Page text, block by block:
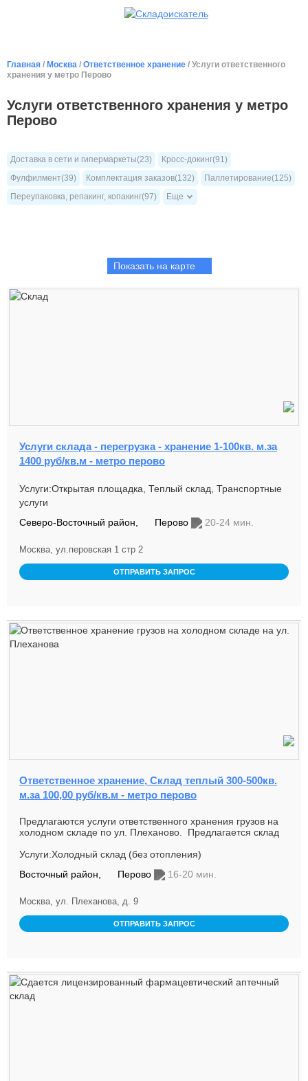
Главная / Москва / Ответственное хранение / Услуги ответственного
хранения у метро Перово
Услуги ответственного хранения у метро
Перово
Доставка в сети и гипермаркеты(23)
Кросс-докинг(91)
Фулфилмент(39)
Комплектация заказов(132)
Паллетирование(125)
Переупаковка, репакинг, копакинг(97)
Еще
Показать на карте
Услуги склада - перегрузка - хранение 1-100кв. м.за
1400 руб/кв.м - метро перово
Услуги:Открытая площадка, Теплый склад, Транспортные
услуги
Северо-Восточный район,
Перово 20-24 мин.
Москва, ул.перовская 1 стр 2
ОТПРАВИТЬ ЗАПРОС
Ответственное хранение, Склад теплый 300-500кв.
м.за 100,00 руб/кв.м - метро перово
Предлагаются услуги ответственного хранения грузов на
холодном складе по ул. Плеханово. Предлагается склад
Услуги:Холодный склад (без отопления)
Восточный район,
Перово 16-20 мин.
Москва, ул. Плеханова, д. 9
ОТПРАВИТЬ ЗАПРОС